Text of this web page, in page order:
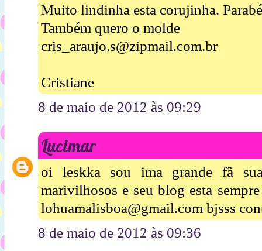
Muito lindinha esta corujinha.
Também quero o molde
cris_araujo.s@zipmail.com.br
Cristiane
8 de maio de 2012 às 09:29
Lucimar
oi leskka sou ima grande fã
marivilhosos e seu blog esta
lohuamalisboa@gmail.com bjsss
8 de maio de 2012 às 09:36